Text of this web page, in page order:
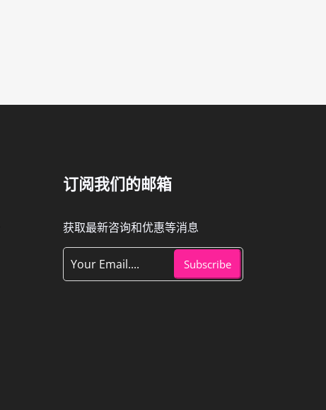
订阅我们的邮箱
获取最新咨询和优惠等消息
Subscribe